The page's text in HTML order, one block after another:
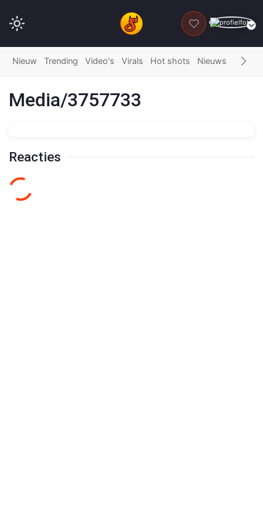
DONEER
Nieuw Trending Video's Virals Hot shots Nieuws Fails
Media/3757733
Reacties